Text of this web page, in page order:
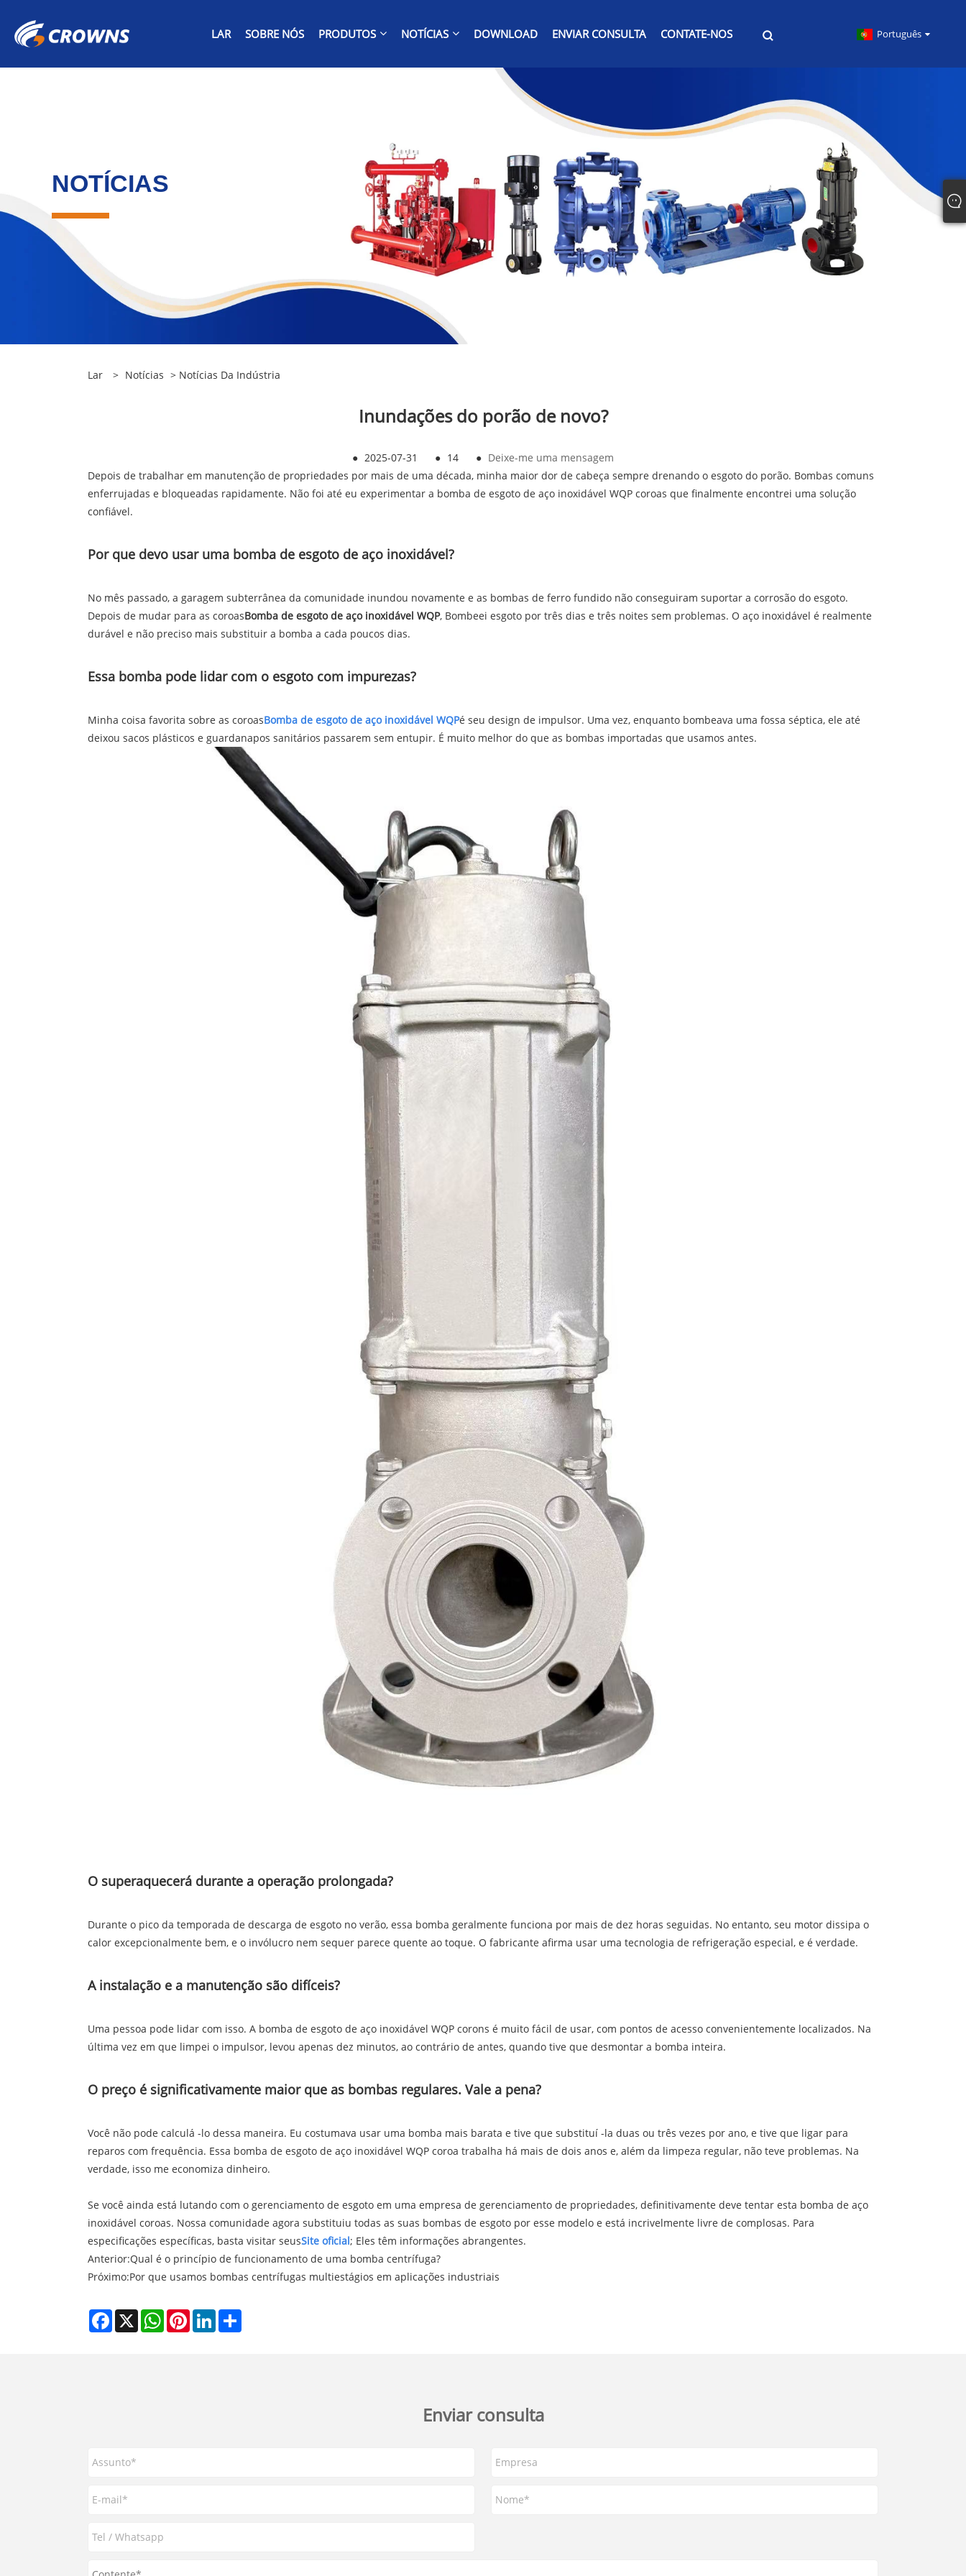
LAR SOBRE NÓS PRODUTOS NOTÍCIAS DOWNLOAD ENVIAR CONSULTA CONTATE-NOS Português
NOTÍCIAS
Lar > Notícias > Notícias Da Indústria
Inundações do porão de novo?
● 2025-07-31 ● 14 ● Deixe-me uma mensagem
Depois de trabalhar em manutenção de propriedades por mais de uma década, minha maior dor de cabeça sempre drenando o esgoto do porão. Bombas comuns
enferrujadas e bloqueadas rapidamente. Não foi até eu experimentar a bomba de esgoto de aço inoxidável WQP coroas que finalmente encontrei uma solução
confiável.
Por que devo usar uma bomba de esgoto de aço inoxidável?
No mês passado, a garagem subterrânea da comunidade inundou novamente e as bombas de ferro fundido não conseguiram suportar a corrosão do esgoto.
Depois de mudar para as coroasBomba de esgoto de aço inoxidável WQP, Bombeei esgoto por três dias e três noites sem problemas. O aço inoxidável é realmente
durável e não preciso mais substituir a bomba a cada poucos dias.
Essa bomba pode lidar com o esgoto com impurezas?
Minha coisa favorita sobre as coroasBomba de esgoto de aço inoxidável WQPé seu design de impulsor. Uma vez, enquanto bombeava uma fossa séptica, ele até
deixou sacos plásticos e guardanapos sanitários passarem sem entupir. É muito melhor do que as bombas importadas que usamos antes.
O superaquecerá durante a operação prolongada?
Durante o pico da temporada de descarga de esgoto no verão, essa bomba geralmente funciona por mais de dez horas seguidas. No entanto, seu motor dissipa o
calor excepcionalmente bem, e o invólucro nem sequer parece quente ao toque. O fabricante afirma usar uma tecnologia de refrigeração especial, e é verdade.
A instalação e a manutenção são difíceis?
Uma pessoa pode lidar com isso. A bomba de esgoto de aço inoxidável WQP corons é muito fácil de usar, com pontos de acesso convenientemente localizados. Na
última vez em que limpei o impulsor, levou apenas dez minutos, ao contrário de antes, quando tive que desmontar a bomba inteira.
O preço é significativamente maior que as bombas regulares. Vale a pena?
Você não pode calculá -lo dessa maneira. Eu costumava usar uma bomba mais barata e tive que substituí -la duas ou três vezes por ano, e tive que ligar para
reparos com frequência. Essa bomba de esgoto de aço inoxidável WQP coroa trabalha há mais de dois anos e, além da limpeza regular, não teve problemas. Na
verdade, isso me economiza dinheiro.
Se você ainda está lutando com o gerenciamento de esgoto em uma empresa de gerenciamento de propriedades, definitivamente deve tentar esta bomba de aço
inoxidável coroas. Nossa comunidade agora substituiu todas as suas bombas de esgoto por esse modelo e está incrivelmente livre de complosas. Para
especificações específicas, basta visitar seusSite oficial; Eles têm informações abrangentes.
Anterior:Qual é o princípio de funcionamento de uma bomba centrífuga?
Próximo:Por que usamos bombas centrífugas multiestágios em aplicações industriais
Facebook
X WhatsAppPinterestLinkedIn
Enviar consulta